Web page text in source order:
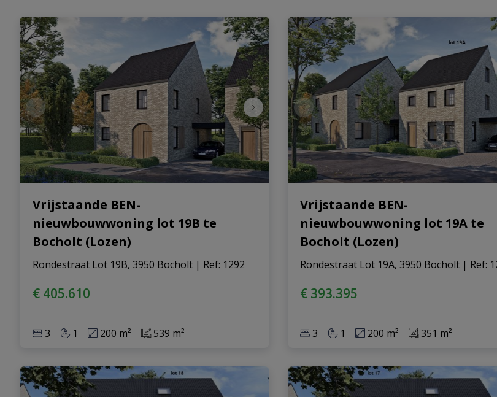
Vrijstaande BEN-
nieuwbouwwoning lot 19B te
Bocholt (Lozen)
Rondestraat Lot 19B, 3950 Bocholt | Ref: 1292
€ 405.610
3 1 200 m² 539 m²
Vrijstaande BEN-
nieuwbouwwoning lot 19A te
Bocholt (Lozen)
Rondestraat Lot 19A, 3950 Bocholt | Ref:
€ 393.395
3 1 200 m² 351 m²